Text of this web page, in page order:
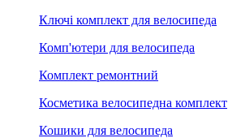
Ключі комплект для велосипеда
Комп'ютери для велосипеда
Комплект ремонтний
Косметика велосипедна комплект
Кошики для велосипеда